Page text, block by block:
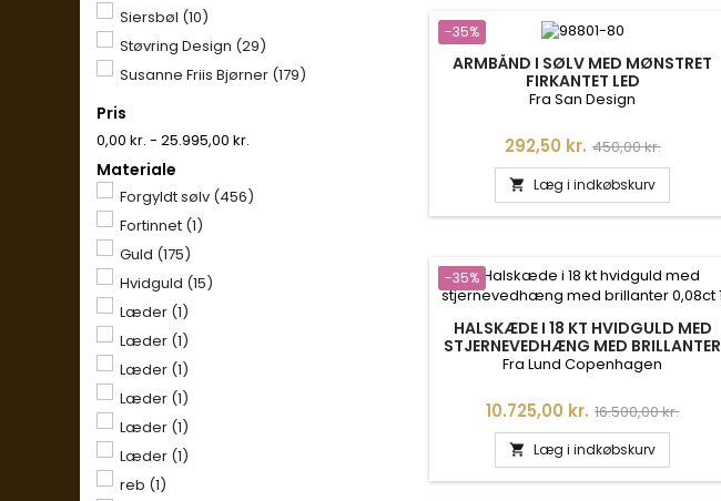
Siersbøl (10)
Støvring Design (29)
Susanne Friis Bjørner (179)
Pris
0,00 kr. - 25.995,00 kr.
Materiale
Forgyldt sølv (456)
Fortinnet (1)
Guld (175)
Hvidguld (15)
Læder (1)
Læder (1)
Læder (1)
Læder (1)
Læder (1)
Læder (1)
reb (1)
-35%
ARMBÅND I SØLV MED MØNSTRET
FIRKANTET LED
Fra San Design
Pris
292,50 kr. Normalpris
450,00 kr.
 Læg i indkøbskurv
-35%
HALSKÆDE I 18 KT HVIDGULD MED
STJERNEVEDHÆNG MED BRILLANTER
0,08CT
Fra Lund Copenhagen
Pris
10.725,00 kr. Normalpris
16.500,00 kr.
 Læg i indkøbskurv